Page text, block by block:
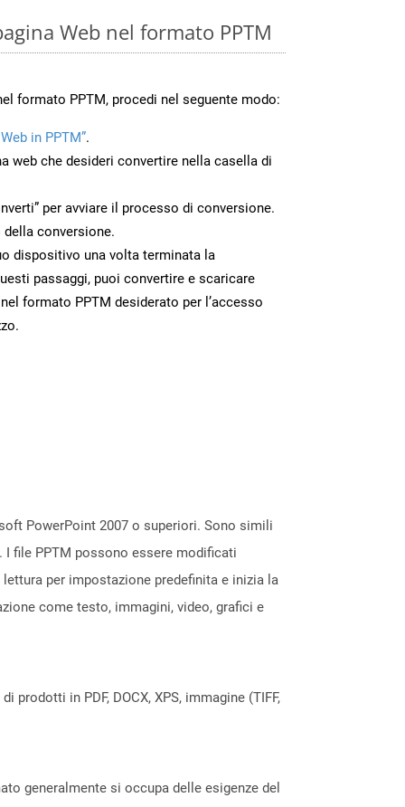
Web nel formato PPTM
formato PPTM, procedi nel seguente modo:
in PPTM”.
web che desideri convertire nella casella di
per avviare il processo di conversione.
conversione.
dispositivo una volta terminata la
passaggi, puoi convertire e scaricare
formato PPTM desiderato per l’accesso
PowerPoint 2007 o superiori. Sono simili
file PPTM possono essere modificati
per impostazione predefinita e inizia la
come testo, immagini, video, grafici e
in PDF, DOCX, XPS, immagine (TIFF,
generalmente si occupa delle esigenze del